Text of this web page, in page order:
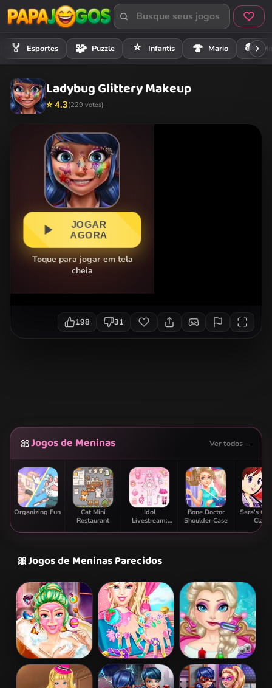
🏅 Esportes 🧩 Puzzle ⭐ Infantis 🍄 Mario 🏍️
Ladybug Glittery Makeup
⭐ 4.3(229 votos)
JOGAR
AGORA
Toque para jogar em tela
cheia
198 31
🎀Jogos de Meninas Ver todos →
Organizing Fun
Cat Mini
Restaurant
Idol
Livestream:
Bone Doctor
Shoulder Case
Sara's
Class:
🎀Jogos de Meninas Parecidos
Barbie Beauty
Bath
Barbie Nails
Spa
Elsa Frozen
Brain Surgery